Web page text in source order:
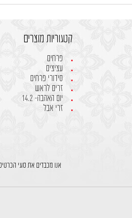
קטגוריות מוצרים
פרחים
עציצים
סידורי פרחים
זרים לראש
יום האהבה- 14.2
זרי אבל
אנו מכבדים את סוגי